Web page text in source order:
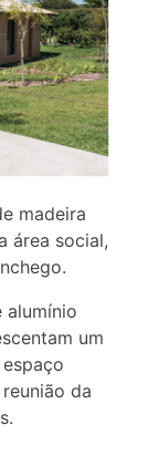
madeira
área social,
alumínio
um
da